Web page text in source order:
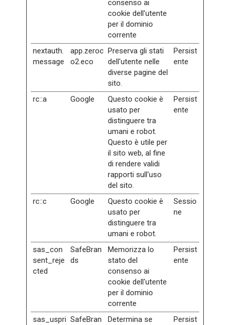
consenso ai
cookie dell'utente
per il dominio
corrente
nextauth.
message
app.zeroc
o2.eco
Preserva gli stati
dell'utente nelle
diverse pagine del
sito.
Persist
ente
rc::a Google
Questo cookie è
usato per
distinguere tra
umani e robot.
Questo è utile per
il sito web, al fine
di rendere validi
rapporti sull'uso
del sito.
Persist
ente
rc::c Google
Questo cookie è
usato per
distinguere tra
umani e robot.
Sessio
ne
sas_con
sent_reje
cted
SafeBran
ds
Memorizza lo
stato del
consenso ai
cookie dell'utente
per il dominio
corrente
Persist
ente
sas_uspri SafeBran
Determina se
Persist